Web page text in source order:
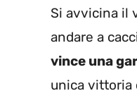
Si avvicina il
andare a
vince una
unica vittoria